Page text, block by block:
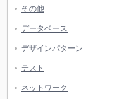
その他
データベース
デザインパターン
テスト
ネットワーク